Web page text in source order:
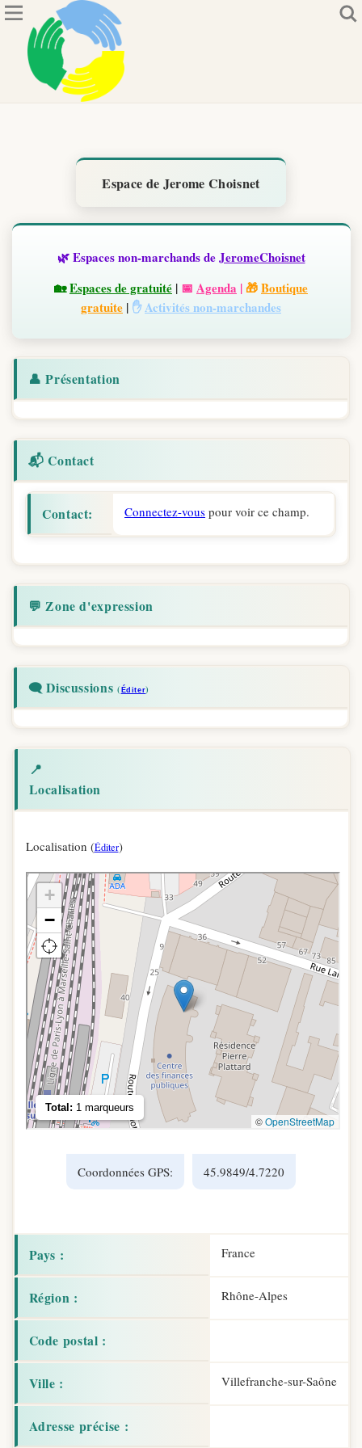
Espace de Jerome Choisnet
🌿 Espaces non-marchands deJeromeChoisnet
🏡Espaces de gratuité | 📅 Agenda | 🎁Boutique
gratuite | ✋Activités non-marchandes
👤 Présentation
📬 Contact
Contact: Connectez-vous pour voir ce champ.
💬 Zone d'expression
🗨️ Discussions ( Éditer)
📍
Localisation
Localisation (Éditer)
Coordonnées GPS: 45.9849/4.7220
Pays : France
Région : Rhône-Alpes
Code postal :
Ville : Villefranche-sur-Saône
Adresse précise :